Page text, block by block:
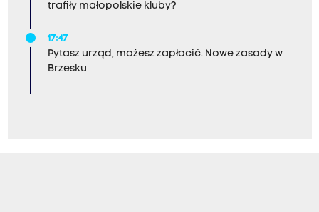
trafiły małopolskie kluby?
17:47
Pytasz urząd, możesz zapłacić. Nowe zasady w
Brzesku